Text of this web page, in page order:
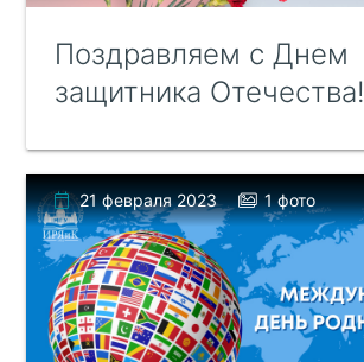
Поздравляем с Днем
защитника Отечества!
21 февраля 2023 1 фото